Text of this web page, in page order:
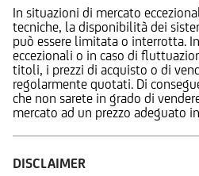
In situazioni di mercato
tecniche, la disponibilità dei
può essere limitata o interrotta.
eccezionali o in caso di
titoli, i prezzi di acquisto o di
regolarmente quotati. Di
che non sarete in grado di
mercato ad un prezzo adeguato
DISCLAIMER